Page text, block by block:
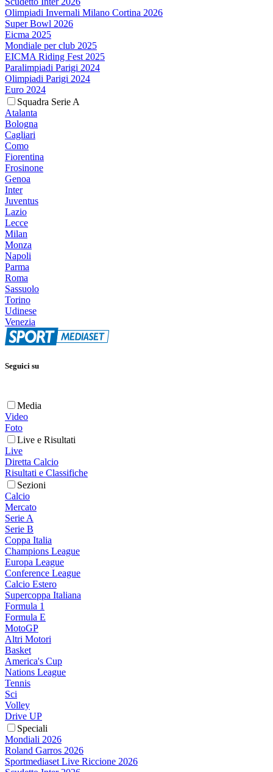
Olimpiadi Invernali Milano Cortina 2026
Super Bowl 2026
Eicma 2025
Mondiale per club 2025
EICMA Riding Fest 2025
Paralimpiadi Parigi 2024
Olimpiadi Parigi 2024
Euro 2024
Squadra Serie A
Atalanta
Bologna
Cagliari
Como
Fiorentina
Frosinone
Genoa
Inter
Juventus
Lazio
Lecce
Milan
Monza
Napoli
Parma
Roma
Sassuolo
Torino
Udinese
Venezia
Seguici su
Media
Video
Foto
Live e Risultati
Live
Diretta Calcio
Risultati e Classifiche
Sezioni
Calcio
Mercato
Serie A
Serie B
Coppa Italia
Champions League
Europa League
Conference League
Calcio Estero
Supercoppa Italiana
Formula 1
Formula E
MotoGP
Altri Motori
Basket
America's Cup
Nations League
Tennis
Sci
Volley
Drive UP
Speciali
Mondiali 2026
Roland Garros 2026
Sportmediaset Live Riccione 2026